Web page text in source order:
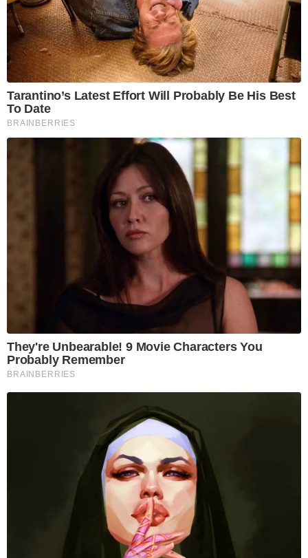
Tarantino’s Latest Effort Will Probably Be His Best
To Date
BRAINBERRIES
They're Unbearable! 9 Movie Characters You
Probably Remember
BRAINBERRIES